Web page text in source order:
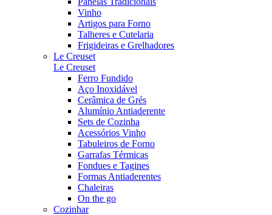
Vinho
Artigos para Forno
Talheres e Cutelaria
Frigideiras e Grelhadores
Le Creuset
Le Creuset
Ferro Fundido
Aço Inoxidável
Cerâmica de Grés
Alumínio Antiaderente
Sets de Cozinha
Acessórios Vinho
Tabuleiros de Forno
Garrafas Térmicas
Fondues e Tagines
Formas Antiaderentes
Chaleiras
On the go
Cozinhar